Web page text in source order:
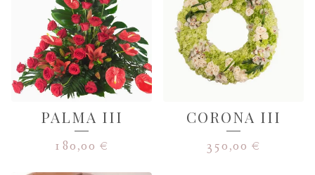
PALMA III
180,00 €
CORONA III
350,00 €